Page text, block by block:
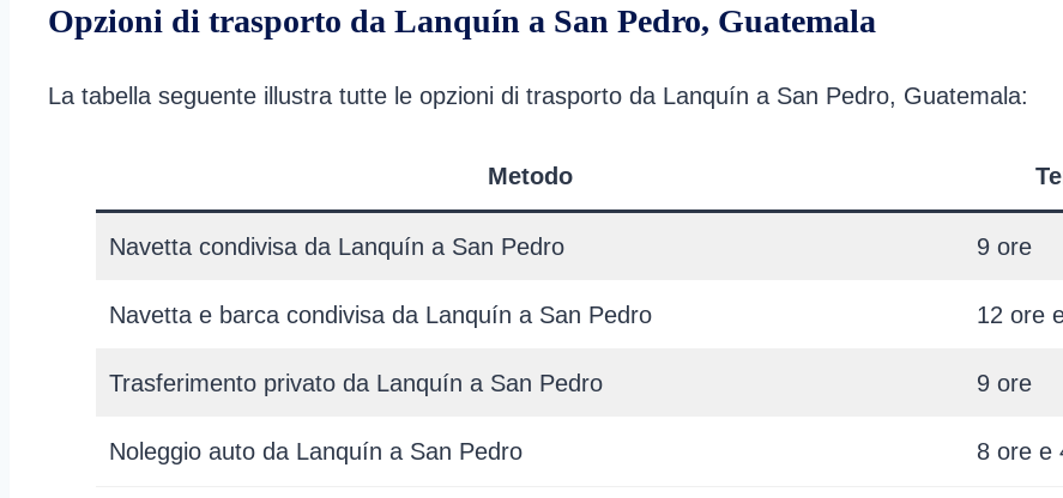
Opzioni di trasporto da Lanquín a San Pedro, Guatemala
La tabella seguente illustra tutte le opzioni di trasporto da Lanquín a San Pedro, Guatemala:
Metodo
Navetta condivisa da Lanquín a San Pedro 9 ore
Navetta e barca condivisa da Lanquín a San Pedro 12 ore
Trasferimento privato da Lanquín a San Pedro 9 ore
Noleggio auto da Lanquín a San Pedro 8 ore e